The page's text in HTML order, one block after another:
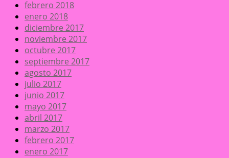
febrero 2018
enero 2018
diciembre 2017
noviembre 2017
octubre 2017
septiembre 2017
agosto 2017
julio 2017
junio 2017
mayo 2017
abril 2017
marzo 2017
febrero 2017
enero 2017